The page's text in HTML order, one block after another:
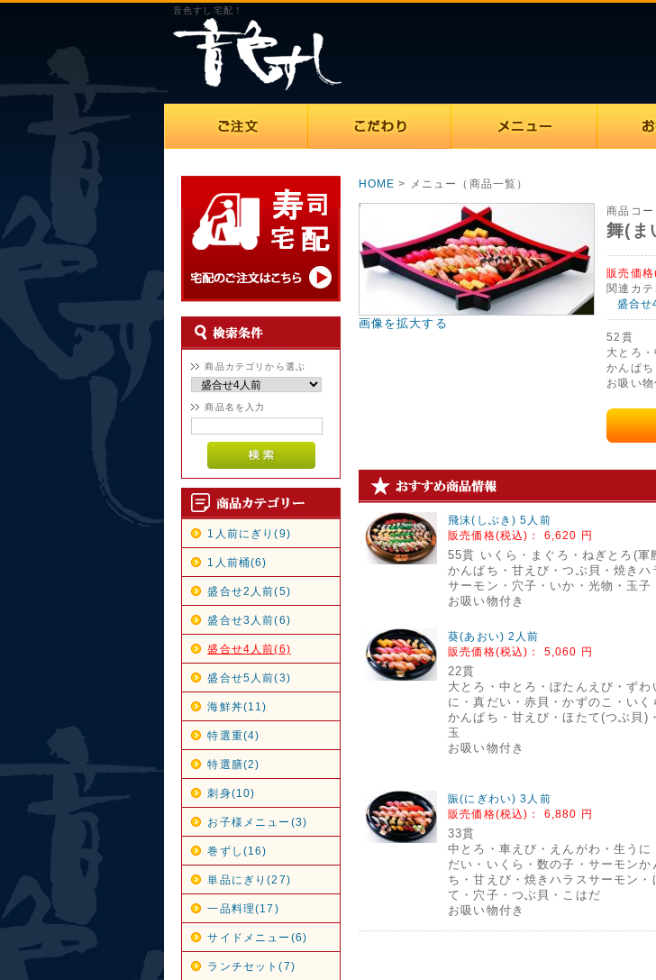
音色すし宅配！
商品カテゴリから選ぶ
商品名を入力
1人前にぎり(9)
1人前桶(6)
盛合せ2人前(5)
盛合せ3人前(6)
盛合せ4人前(6)
盛合せ5人前(3)
海鮮丼(11)
特選重(4)
特選膳(2)
刺身(10)
お子様メニュー(3)
巻ずし(16)
単品にぎり(27)
一品料理(17)
サイドメニュー(6)
ランチセット(7)
HOME > メニュー（商品一覧）
画像を拡大する
商品コー
舞(ま
販売価格
関連カテ
盛合せ
52貫
大とろ
かんぱ
お吸い物
飛沫(しぶき) 5人前
販売価格(税込)： 6,620 円
55貫 いくら・まぐろ・ねぎとろ(軍
かんぱち・甘えび・つぶ貝・焼きハ
サーモン・穴子・いか・光物・玉子
お吸い物付き
葵(あおい) 2人前
販売価格(税込)： 5,060 円
22貫
大とろ・中とろ・ぼたんえび・ずわ
に・真だい・赤貝・かずのこ・いく
かんぱち・甘えび・ほたて(つぶ貝)
玉
お吸い物付き
賑(にぎわい) 3人前
販売価格(税込)： 6,880 円
33貫
中とろ・車えび・えんがわ・生うに
だい・いくら・数の子・サーモンか
ち・甘えび・焼きハラスサーモン・
て・穴子・つぶ貝・こはだ
お吸い物付き